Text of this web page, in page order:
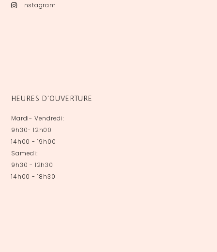
Instagram
HEURES D'OUVERTURE
Mardi- Vendredi:
9h30- 12h00
14h00 - 19h00
Samedi:
9h30 - 12h30
14h00 - 18h30